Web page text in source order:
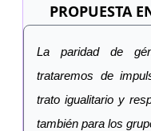
PROPUESTA
La paridad de
trataremos de
trato igualitario y
también para los